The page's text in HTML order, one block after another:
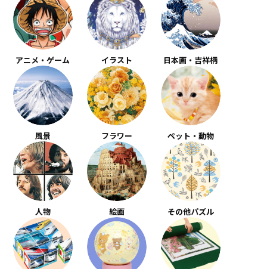
アニメ・ゲーム イラスト 日本画・吉祥柄
風景 フラワー ペット・動物
人物 絵画 その他パズル